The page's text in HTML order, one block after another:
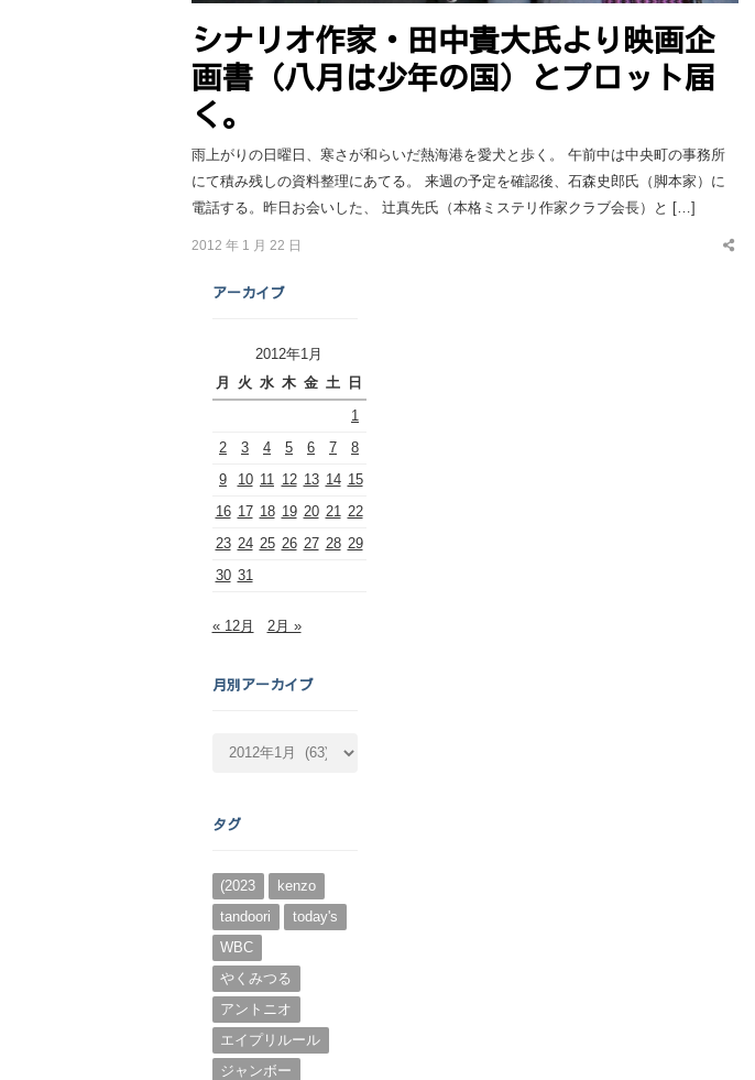
シナリオ作家・田中貴大氏より映画企
画書（八月は少年の国）とプロット届
く。
雨上がりの日曜日、寒さが和らいだ熱海港を愛犬と歩く。 午前中は中央町の事務所
にて積み残しの資料整理にあてる。 来週の予定を確認後、石森史郎氏（脚本家）に
電話する。昨日お会いした、 辻真先氏（本格ミステリ作家クラブ会長）と […]
2012 年 1 月 22 日
Share
アーカイブ
2012年1月
月
火 水 木 金 土
日
1
2
3 4 5 6 7
8
9
10 11 12 13 14 15
16 17 18 19 20 21
22
23 24 25 26 27 28 29
30 31
« 12月 2月 »
月別アーカイブ
カ
ブ
タグ
(2023
kenzo
tandoori
today's
WBC
やくみつる
アントニオ
エイプリルール
ジャンボー